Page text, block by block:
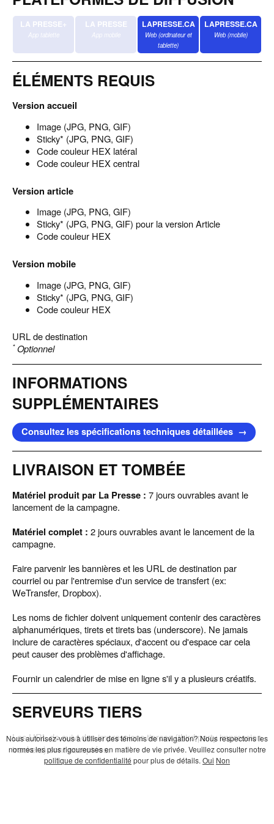
ACCUEIL
NOTRE OFFRE
EXPERTISE
RESSOURCES
CRÉATION
ANNONCER
English
LA PRESSE+
App tablette
LA PRESSE
App mobile
LAPRESSE.CA
Web (ordinateur et
tablette)
LAPRESSE.CA
Web (mobile)
ÉLÉMENTS REQUIS
Version accueil
Image (JPG, PNG, GIF)
Sticky* (JPG, PNG, GIF)
Code couleur HEX latéral
Code couleur HEX central
Version article
Image (JPG, PNG, GIF)
Sticky* (JPG, PNG, GIF) pour la version Article
Code couleur HEX
Version mobile
Image (JPG, PNG, GIF)
Sticky* (JPG, PNG, GIF)
Code couleur HEX
URL de destination
*Optionnel
INFORMATIONS
SUPPLÉMENTAIRES
Consultez les spécifications techniques détaillées→
LIVRAISON ET TOMBÉE
Matériel produit par La Presse : 7 jours ouvrables avant le
lancement de la campagne.
Matériel complet : 2 jours ouvrables avant le lancement de la
campagne.
Faire parvenir les bannières et les URL de destination par
courriel ou par l'entremise d'un service de transfert (ex:
WeTransfer, Dropbox).
Les noms de fichier doivent uniquement contenir des caractères
alphanumériques, tirets et tirets bas (underscore). Ne jamais
inclure de caractères spéciaux, d'accent ou d'espace car cela
peut causer des problèmes d'affichage.
Fournir un calendrier de mise en ligne s'il y a plusieurs créatifs.
SERVEURS TIERS
Les URL de suivi des impressions tierces (third party impression
trackers) sont acceptées.
Nous autorisez-vous à utiliser des témoins de navigation? Nous respectons les
normes les plus rigoureuses en matière de vie privée. Veuillez consulter notre
politique de confidentialité pour plus de détails. Oui Non